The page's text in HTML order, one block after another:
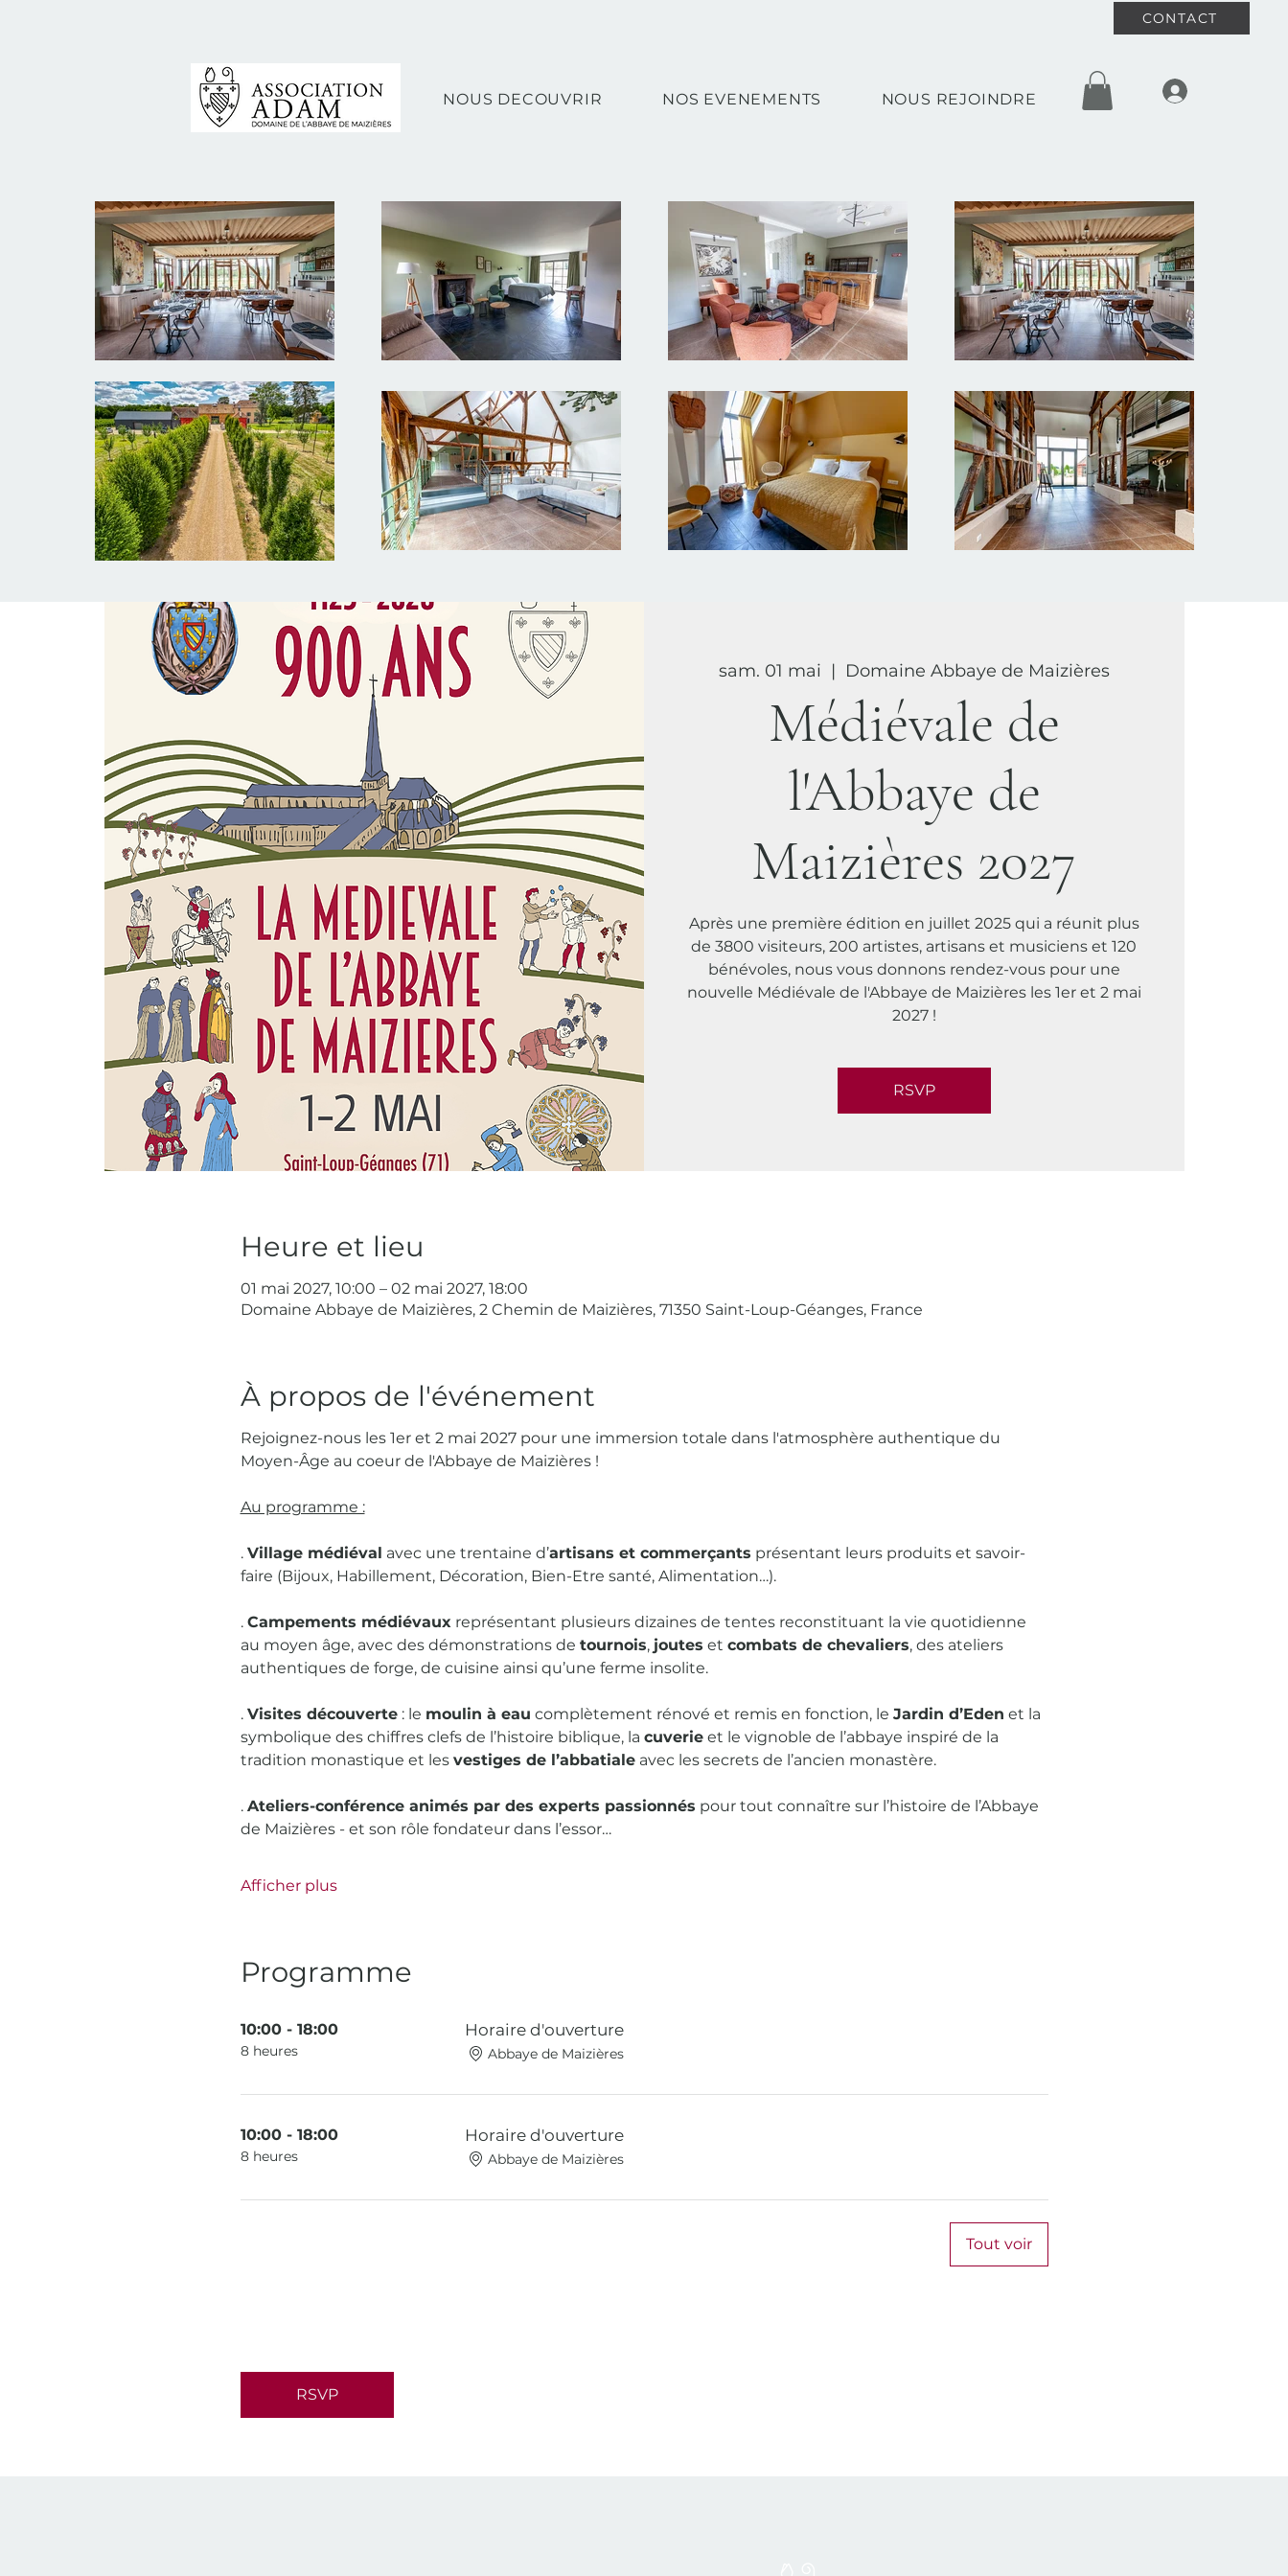
CONTACT
NOUS DECOUVRIR NOS EVENEMENTS NOUS REJOINDRE
sam. 01 mai
  |
Domaine Abbaye de Maizières
Médiévale de
l'Abbaye de
Maizières 2027
Après une première édition en juillet 2025 qui a réunit plus
de 3800 visiteurs, 200 artistes, artisans et musiciens et 120
bénévoles, nous vous donnons rendez-vous pour une
nouvelle Médiévale de l'Abbaye de Maizières les 1er et 2 mai
2027 !
RSVP
Heure et lieu
01 mai 2027, 10:00 – 02 mai 2027, 18:00
Domaine Abbaye de Maizières, 2 Chemin de Maizières, 71350 Saint-Loup-Géanges, France
À propos de l'événement
Rejoignez-nous les 1er et 2 mai 2027 pour une immersion totale dans l'atmosphère authentique du
Moyen-Âge au coeur de l'Abbaye de Maizières !
Au programme :
. Village médiéval avec une trentaine d’artisans et commerçants présentant leurs produits et savoir-
faire (Bijoux, Habillement, Décoration, Bien-Etre santé, Alimentation…).
. Campements médiévaux représentant plusieurs dizaines de tentes reconstituant la vie quotidienne
au moyen âge, avec des démonstrations de tournois, joutes et combats de chevaliers, des ateliers
authentiques de forge, de cuisine ainsi qu’une ferme insolite.
. Visites découverte : le moulin à eau complètement rénové et remis en fonction, le Jardin d’Eden et la
symbolique des chiffres clefs de l’histoire biblique, la cuverie et le vignoble de l’abbaye inspiré de la
tradition monastique et les vestiges de l’abbatiale avec les secrets de l’ancien monastère.
. Ateliers-conférence animés par des experts passionnés pour tout connaître sur l’histoire de l’Abbaye
de Maizières - et son rôle fondateur dans l’essor…
Afficher plus
Programme
10:00 - 18:00
8 heures
Horaire d'ouverture
Abbaye de Maizières
10:00 - 18:00
8 heures
Horaire d'ouverture
Abbaye de Maizières
Tout voir
RSVP